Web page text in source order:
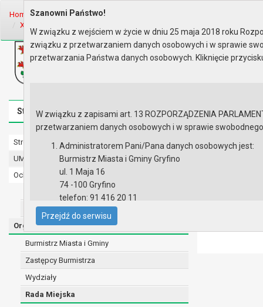
Home Organy Rada Miejska
XIV sesja Rady - 31.10.2019
Biuletyn Informacji Publicznej
Urząd Miasta i Gminy w Gryfinie
Strona główna Mapa serwisu Aktualności
Strona główna
UMiG - telefony wewnętrzne
Ochrona danych osobowych
Urząd Miasta i Gminy w Gryfinie
Straż Miejska
Organy
Burmistrz Miasta i Gminy
Zastępcy Burmistrza
Wydziały
Rada Miejska
XIV sesja
Szanowni Państwo!
W związku z wejściem w życie w dniu 25 maja 2018 roku
związku z przetwarzaniem danych osobowych i w sprawie
przetwarzania Państwa danych osobowych. Kliknięcie
W związku z zapisami art. 13 ROZPORZĄDZENIA
przetwarzaniem danych osobowych i w sprawie
Administratorem Pani/Pana danych osobowych jest:
Burmistrz Miasta i Gminy Gryfino
ul. 1 Maja 16
74 -100 Gryfino
telefon: 91 416 20 11
e-mail:
burmistrz@gryfino.pl
Dane kontaktowe Inspektora Ochrony Danych:
telefon: 91 416 20 11
e-mail:iod@gryfino.pl
Pani/Pana dane osobowe przetwarzane są zgodnie z
realizacji zadań wynikających z przepisów
szeregu ustaw kompetencyjnych
zawarcia i realizacji umów;
Przejdź do serwisu